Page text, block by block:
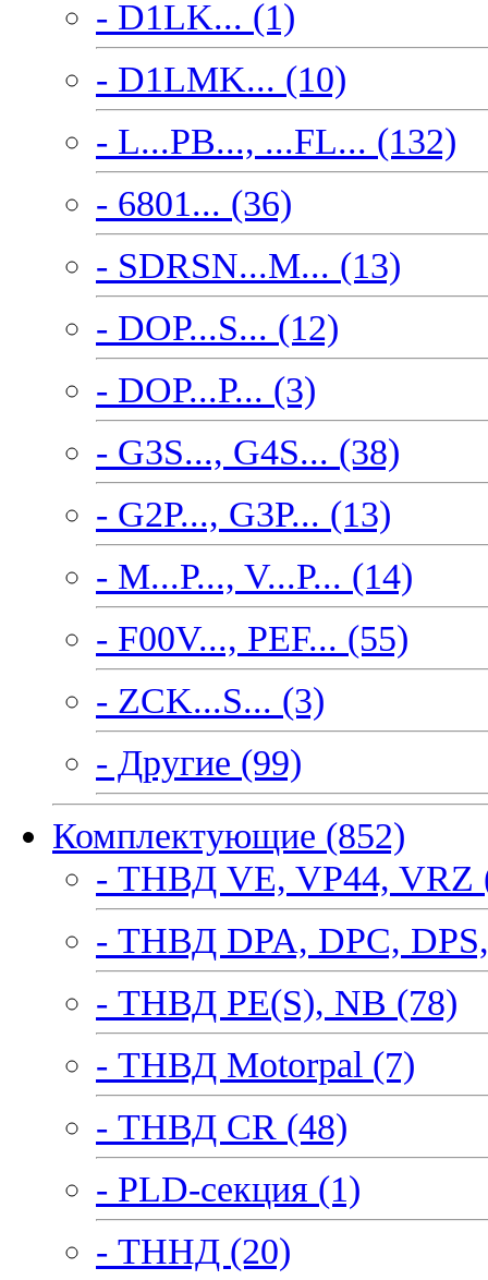
- D1LK... (1)
- D1LMK... (10)
- L...PB..., ...FL... (132)
- 6801... (36)
- SDRSN...M... (13)
- DOP...S... (12)
- DOP...P... (3)
- G3S..., G4S... (38)
- G2P..., G3P... (13)
- M...P..., V...P... (14)
- F00V..., PEF... (55)
- ZCK...S... (3)
- Другие (99)
Комплектующие (852)
- ТНВД VE, VP44, VRZ
- ТНВД DPA, DPC,
- ТНВД PE(S), NB (78)
- ТНВД Motorpal (7)
- ТНВД CR (48)
- PLD-секция (1)
- ТННД (20)